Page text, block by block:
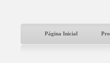
Página Inicial